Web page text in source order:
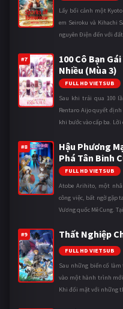
Lấy bối cảnh một
em Seiroku và Kihachi
nguyên Điện đến với
#7
100 Cô Bạn
Nhiều (Mùa 3)
FULL HD VIETSUB
Sau khi trải qua 100
Rentaro Aijo quyết
khi bước vào cấp ba. Lời
#8
Hậu Phương
Phá Tân Binh
FULL HD VIETSUB
Atobe Arihito, một
công việc, bất ngờ gặp
Vương quốc Mê Cung.
#9 Thất Nghiệp
FULL HD VIETSUB
Sau những biến cố
vào một hành trình
Khi đối mặt với những